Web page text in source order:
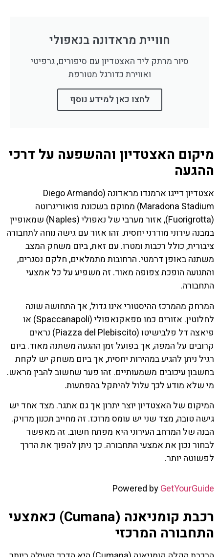
חוויית מראדונה בנאפולי
סיור מרתק ליד האצטדיון עם סיפורים, גרפיטי
ואווירת כדורגל מטורפת
לחצו כאן למידע נוסף
מיקום האצטדיון וההשפעה על דרכי
ההגעה
אצטדיון דייגו ארמנדו מראדונה (Diego Armando
Maradona Stadium) ממוקם בשכונת פואוריגרוטה
(Fuorigrotta), אזור מערבי של נאפולי (Naples) שמאופיין
במבנה עירוני מודרני יחסית. זהו אזור עם גישה נוחה לתחבורה
ציבורית, כולל רכבות ומטרו. עם זאת, ביום משחק המצב
משתנה באופן דרמטי. הרחובות מתמלאים, חלקם נסגרים,
והתנועה הופכת צפופה מאוד. זה משפיע על כל אמצעי
התחבורה.
המרחק מהמרכז ההיסטורי אינו גדול, אך התחושה שונה
לחלוטין. אזורים כמו ספאקנאפולי (Spaccanapoli) או
פיאצה דל פלבישיטו (Piazza del Plebiscito) נראים
קרובים על המפה, אך בפועל זמן ההגעה משתנה מאוד. ביום
רגיל ניתן להגיע במהירות יחסית, אך ביום משחק יש לקחת
בחשבון עיכובים משמעותיים. זהו פער שחשוב להבין מראש.
מי שלא מודע לכך עלול להיתקל בהפתעות.
המיקום של האצטדיון יוצר יתרון אך גם אתגר. מצד אחד יש
גישה טובה, מצד שני יש עומס מרוכז. זה מחייב תכנון מדויק.
הבנה של המרחב העירוני היא מפתח חשוב. זה מאפשר
לבחור נכון את אמצעי התחבורה. כך ניתן להפוך את הדרך
לפשוטה יותר.
Powered byGetYourGuide
רכבת קומניאנה (Cumana) כאמצעי
התחבורה המרכזי